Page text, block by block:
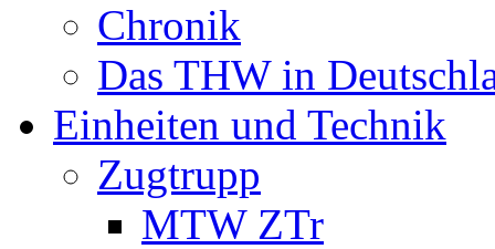
Chronik
Das THW in
Einheiten und Technik
Zugtrupp
MTW ZTr